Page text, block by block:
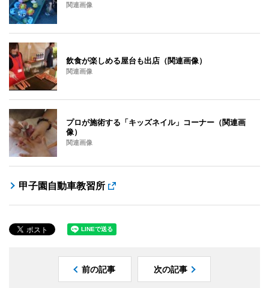
関連画像
飲食が楽しめる屋台も出店（関連画像）
関連画像
プロが施術する「キッズネイル」コーナー（関連画
像）
関連画像
甲子園自動車教習所
前の記事 次の記事